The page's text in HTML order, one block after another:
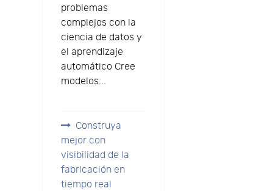
problemas
complejos con la
ciencia de datos y
el aprendizaje
automático Cree
modelos...
Construya
mejor con
visibilidad de la
fabricación en
tiempo real